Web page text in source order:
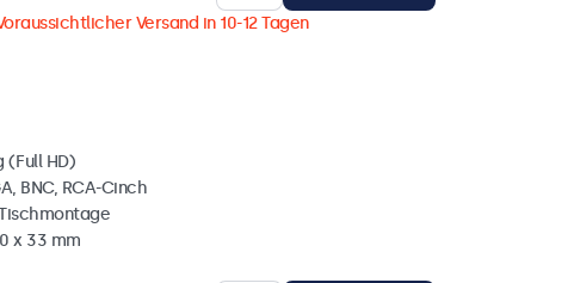
Versand in 10-12 Tagen
(Full HD)
BNC, RCA-Cinch
x 33 mm